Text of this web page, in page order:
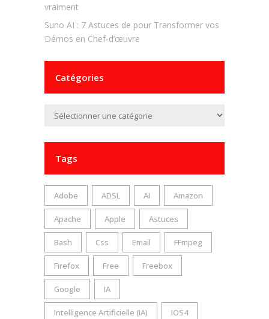
vraiment
Suno AI : 7 Astuces de pour Transformer vos
Démos en Chef-d’œuvre
Catégories
Catégories
Tags
Adobe ADSL AI Amazon
Apache Apple Astuces
Bash Css Email FFmpeg
Firefox Free Freebox
Google IA
Intelligence Artificielle (IA) IOS4